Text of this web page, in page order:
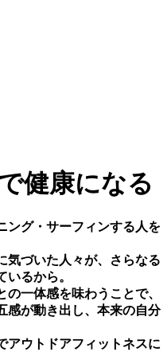
健康になる
ング・サーフィンする⼈を
気づいた⼈々が、さらなる
るから。
⼀体感を味わうことで、
感が動き出し、本来の⾃分
アウトドアフィットネスに